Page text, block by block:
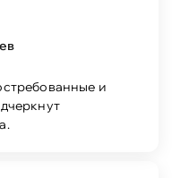
и